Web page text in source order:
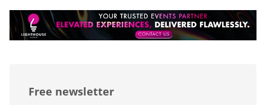
Free newsletter